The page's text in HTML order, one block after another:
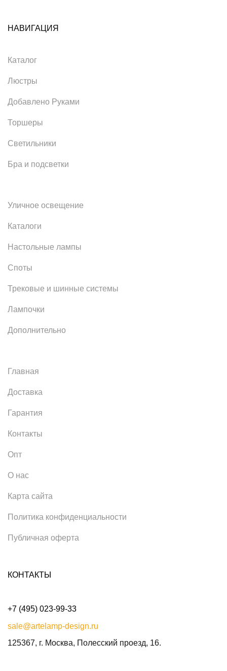
НАВИГАЦИЯ
Каталог
Люстры
Добавлено Руками
Торшеры
Светильники
Бра и подсветки
Уличное освещение
Каталоги
Настольные лампы
Споты
Трековые и шинные системы
Лампочки
Дополнительно
Главная
Доставка
Гарантия
Контакты
Опт
О нас
Карта сайта
Политика конфиденциальности
Публичная оферта
КОНТАКТЫ
+7 (495) 023-99-33
sale@artelamp-design.ru
125367, г. Москва, Полесский проезд, 16.